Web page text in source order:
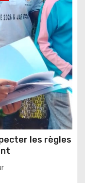
les règles